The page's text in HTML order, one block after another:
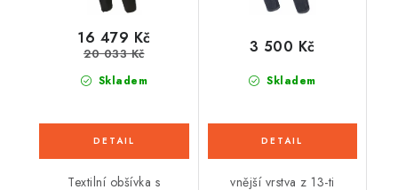
Skladem
16 479 Kč
20 033 Kč
Textilní obšívka s
Skladem
3 500 Kč
vnější vrstva z 13-ti